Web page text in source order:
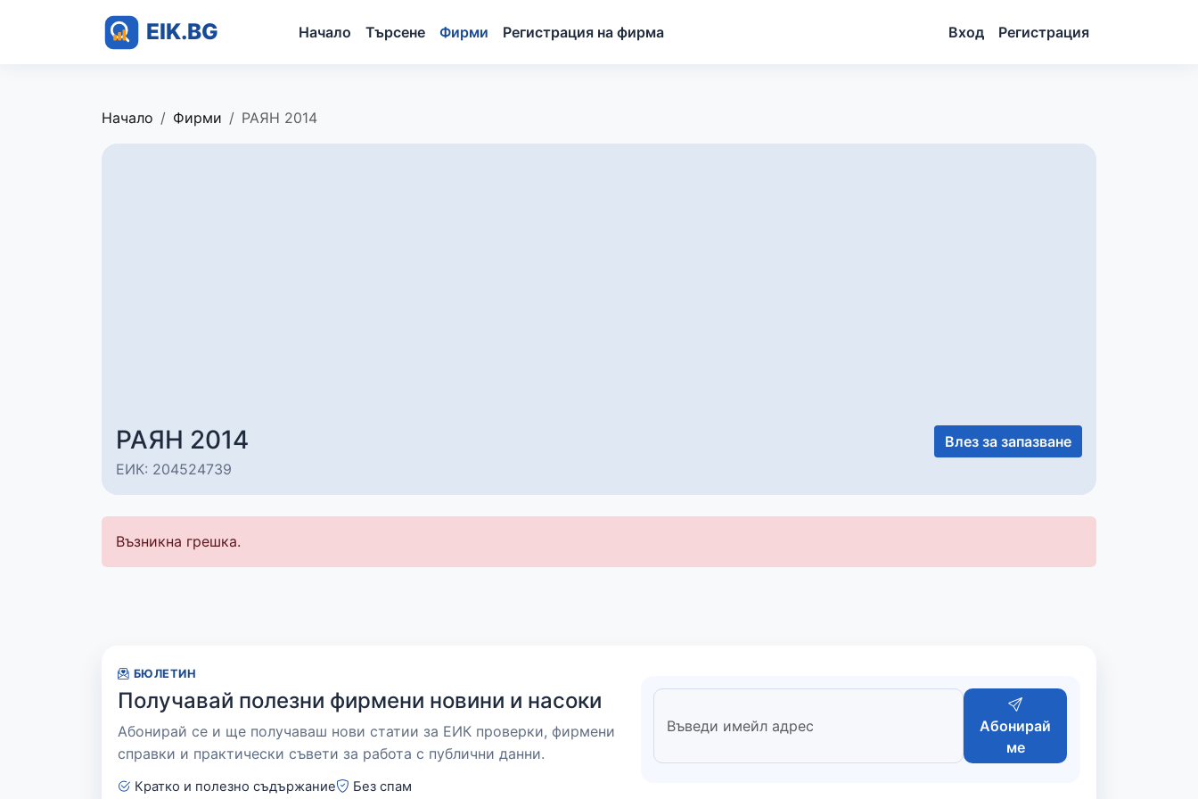
Начало Търсене Фирми Регистрация на фирма Вход Регистрация
Начало Фирми РАЯН 2014
РАЯН 2014
ЕИК: 204524739
Влез за запазване
Възникна грешка.
БЮЛЕТИН
Получавай полезни фирмени новини и насоки
Абонирай се и ще получаваш нови статии за ЕИК проверки, фирмени
справки и практически съвети за работа с публични данни.
Кратко и полезно съдържание Без спам
Абонирай
ме